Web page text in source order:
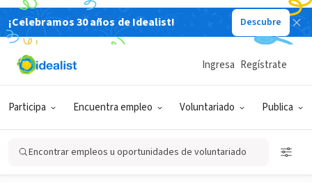
¡Celebramos 30 años de Idealist! Descubre
Participa Encuentra empleo Voluntariado Publica
Ingresa Regístrate
Encontrar empleos u oportunidades de voluntariado
ORGANIZACIÓN SIN FIN DE LUCRO
Publicado hace 3 meses
Senior UX Researcher
The Keelworks Foundation